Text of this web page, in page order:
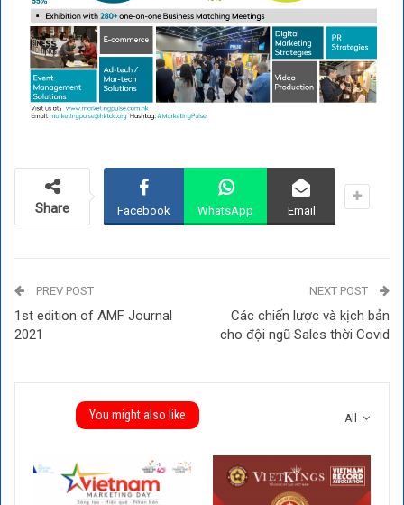
Share Facebook WhatsApp Email
PREV POST
1st edition of AMF Journal
2021
NEXT POST
Các chiến lược và kịch bản
cho đội ngũ Sales thời Covid
All
You might also like